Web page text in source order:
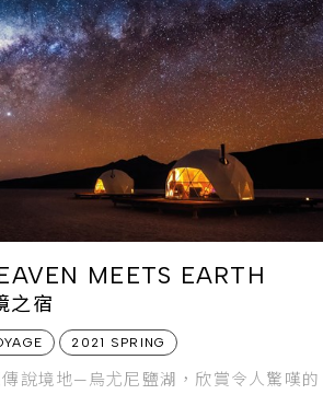
MEETS EARTH
之宿
2021 SPRING
說境地—烏尤尼鹽湖，欣賞令人驚嘆的